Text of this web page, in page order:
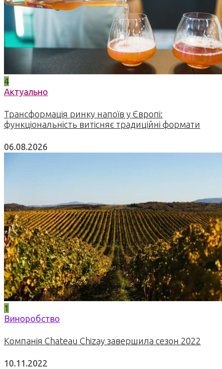
4
Актуально
Трансформація ринку напоїв у Європі:
функціональність витісняє традиційні формати
06.08.2026
1
Виноробство
Компанія Chateau Chizay завершила сезон 2022
10.11.2022